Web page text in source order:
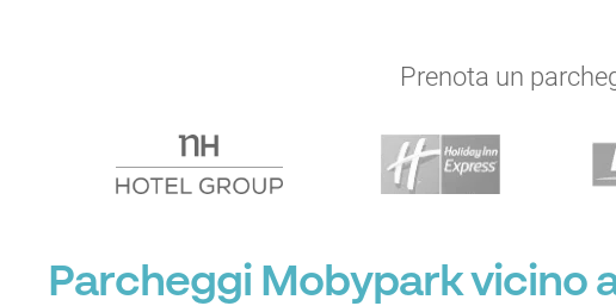
Prenota un
Parcheggi Mobypark vicino